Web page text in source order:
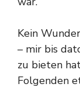
Kein
– mir bis
zu bieten
Folgenden